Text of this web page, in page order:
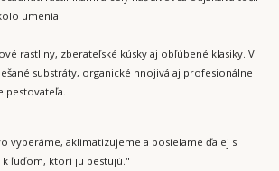
umenia.
rastliny, zberateľské kúsky aj obľúbené klasiky. V
substráty, organické hnojivá aj profesionálne
pestovateľa.
vyberáme, aklimatizujeme a posielame ďalej s
ľuďom, ktorí ju pestujú."